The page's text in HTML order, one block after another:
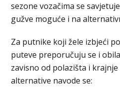
sezone vozačima se
gužve moguće i na
Za putnike koji žele izbjeći
puteve preporučuju se i
zavisno od polazišta i
alternative navode se: